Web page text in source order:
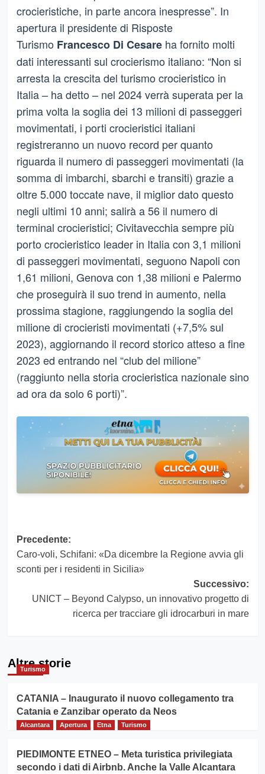
crocieristiche, in parte ancora inespresse”. In
apertura il presidente di Risposte
Turismo Francesco Di Cesareha fornito molti
dati interessanti sul crocierismo italiano: “Non si
arresta la crescita del turismo crocieristico in
Italia – ha detto – nel 2024 verrà superata per la
prima volta la soglia dei 13 milioni di passeggeri
movimentati, i porti crocieristici italiani
registreranno un nuovo record per quanto
riguarda il numero di passeggeri movimentati (la
somma di imbarchi, sbarchi e transiti) grazie a
oltre 5.000 toccate nave, il miglior dato questo
negli ultimi 10 anni; salirà a 56 il numero di
terminal crocieristici; Civitavecchia sempre più
porto crocieristico leader in Italia con 3,1 milioni
di passeggeri movimentati, seguono Napoli con
1,61 milioni, Genova con 1,38 milioni e Palermo
che proseguirà il suo trend in aumento, nella
prossima stagione, raggiungendo la soglia del
milione di crocieristi movimentati (+7,5% sul
2023), aggiornando il record storico atteso a fine
2023 ed entrando nel “club del milione”
(raggiunto nella storia crocieristica nazionale sino
ad ora da solo 6 porti)”.
Navigazione
articolo
Precedente:
Caro-voli, Schifani: «Da dicembre la Regione avvia gli
sconti per i residenti in Sicilia»
Successivo:
UNICT – Beyond Calypso, un innovativo progetto di
ricerca per tracciare gli idrocarburi in mare
Altre storie
Turismo
CATANIA – Inaugurato il nuovo collegamento tra
Catania e Zanzibar operato da Neos
Alcantara Apertura Etna Turismo
PIEDIMONTE ETNEO – Meta turistica privilegiata
secondo i dati di Airbnb. Anche la Valle Alcantara